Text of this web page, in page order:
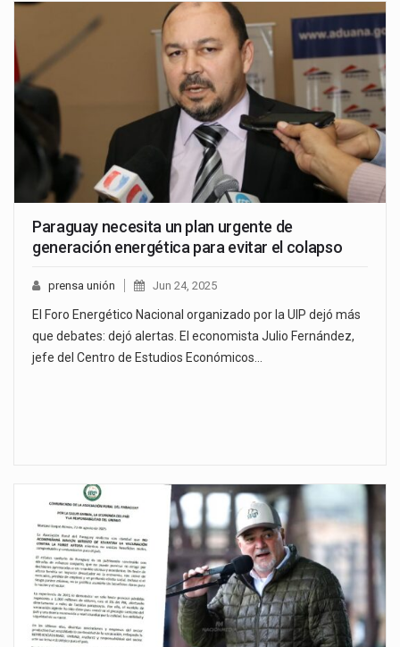
Paraguay necesita un plan urgente de
generación energética para evitar el colapso
prensa unión Jun 24, 2025
El Foro Energético Nacional organizado por la UIP dejó más
que debates: dejó alertas. El economista Julio Fernández,
jefe del Centro de Estudios Económicos…